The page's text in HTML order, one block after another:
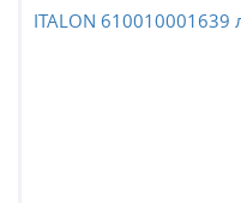
ITALON 610010001639